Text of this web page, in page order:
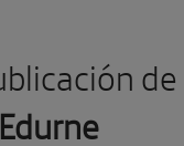
de
Edurne